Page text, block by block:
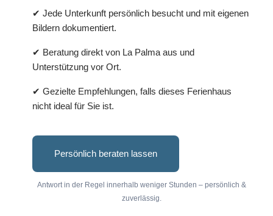
✔ Jede Unterkunft persönlich besucht und mit eigenen
Bildern dokumentiert.
✔ Beratung direkt von La Palma aus und
Unterstützung vor Ort.
✔ Gezielte Empfehlungen, falls dieses Ferienhaus
nicht ideal für Sie ist.
Persönlich beraten lassen
Antwort in der Regel innerhalb weniger Stunden – persönlich &
zuverlässig.